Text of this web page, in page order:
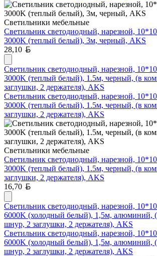
Светильники мебельные
Светильник светодиодный, нарезной,
3000K (теплый белый), 3м, черный, AKS
28,10
Светильник светодиодный, нарезной,
3000K (теплый белый), 1.5м, черный, (в
заглушки, 2 держателя), AKS
Светильник светодиодный, нарезной,
3000K (теплый белый), 1.5м, черный, (в
заглушки, 2 держателя), AKS
Светильники мебельные
Светильник светодиодный, нарезной,
3000K (теплый белый), 1.5м, черный, (в
заглушки, 2 держателя), AKS
16,70
Светильник светодиодный, нарезной,
6000K (холодный белый), 1,5м, алюминий,
шнур, 2 заглушки, 2 держателя), AKS
Светильник светодиодный, нарезной,
6000K (холодный белый), 1,5м, алюминий,
шнур, 2 заглушки, 2 держателя), AKS